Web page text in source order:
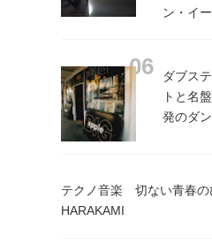
ン・イ
ダブス
トと名
発のダ
テクノ音楽 切ない青春
HARAKAMI